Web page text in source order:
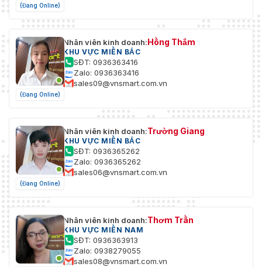
(Đang Online)
(Đang Online)
Nhân viên kinh doanh:Hồng Thắm
KHU VỰC MIỀN BẮC
SĐT: 0936363416
Zalo: 0936363416
sales09@vnsmart.com.vn
(Đang Online)
Nhân viên kinh doanh:Trường Giang
KHU VỰC MIỀN BẮC
SĐT: 0936365262
Zalo: 0936365262
sales06@vnsmart.com.vn
Nhân viên kinh doanh:Thơm Trần
KHU VỰC MIỀN NAM
SĐT: 0936363913
Zalo: 0938279055
sales08@vnsmart.com.vn